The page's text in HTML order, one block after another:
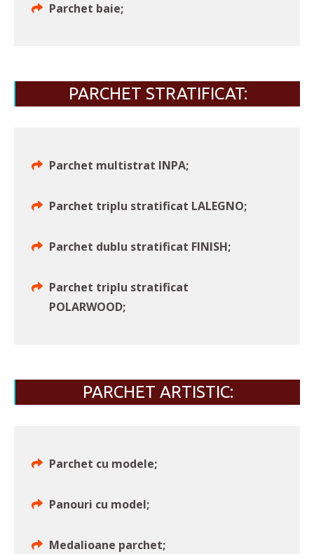
Parchet baie;
PARCHET STRATIFICAT:
Parchet multistrat INPA;
Parchet triplu stratificat LALEGNO;
Parchet dublu stratificat FINISH;
Parchet triplu stratificat
POLARWOOD;
PARCHET ARTISTIC:
Parchet cu modele;
Panouri cu model;
Medalioane parchet;